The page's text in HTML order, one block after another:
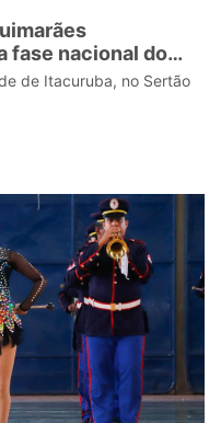
fase nacional do
de Itacuruba, no Sertão